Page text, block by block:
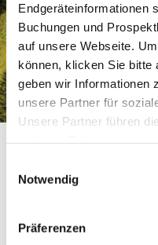
Endgeräteinformationen
Buchungen und
auf unsere Webseite.
können, klicken Sie bitte
geben wir Informationen
unsere Partner für
Unsere Partner führen
Notwendig
Präferenzen
Brotzeit zu kaufen.